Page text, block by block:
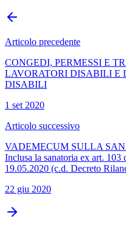
Articolo precedente
CONGEDI, PERMESSI E
LAVORATORI DISABILI E
DISABILI
1 set 2020
Articolo successivo
VADEMECUM SULLA
Inclusa la sanatoria ex art.
19.05.2020 (c.d. Decreto
22 giu 2020